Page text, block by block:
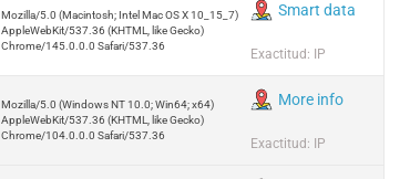
Mozilla/5.0 (Macintosh; Intel Mac OS X 10_15_7)
AppleWebKit/537.36 (KHTML, like Gecko)
Chrome/145.0.0.0 Safari/537.36
Smart data
Exactitud: IP
Mozilla/5.0 (Windows NT 10.0; Win64; x64)
AppleWebKit/537.36 (KHTML, like Gecko)
Chrome/104.0.0.0 Safari/537.36
More info
Exactitud: IP